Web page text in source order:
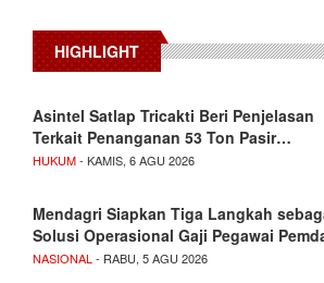
HIGHLIGHT
Asintel Satlap Tricakti Beri Penjelasan
Terkait Penanganan 53 Ton Pasir…
HUKUM- KAMIS, 6 AGU 2026
Mendagri Siapkan Tiga Langkah
Solusi Operasional Gaji Pegawai
NASIONAL - RABU, 5 AGU 2026